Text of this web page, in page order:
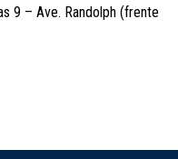
9 – Ave. Randolph (frente